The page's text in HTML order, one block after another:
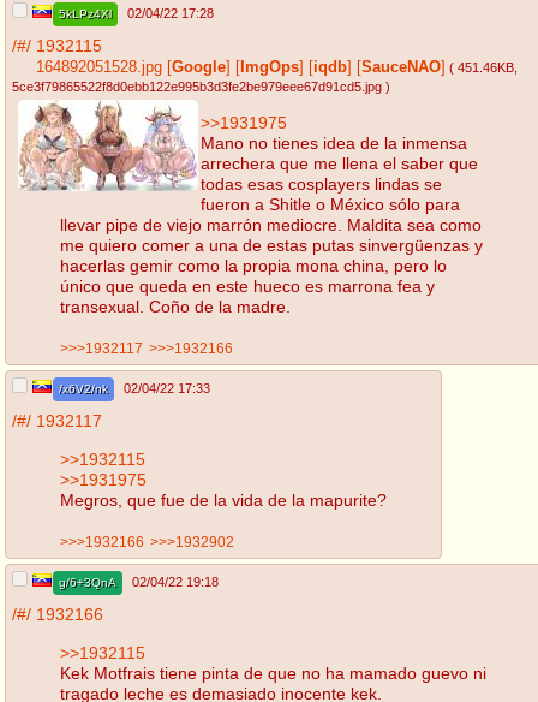
5kLPz4Xl 02/04/22 17:28
/#/ 1932115
164892051528.jpg Google ImgOps iqdb SauceNAO ( 451.46KB
5ce3f79865522f8d0ebb122e995b3d3fe2be979eee67d91cd5.jpg )
>>1931975
Mano no tienes idea de la inmensa
arrechera que me llena el saber que
todas esas cosplayers lindas se
fueron a Shitle o México sólo para
llevar pipe de viejo marrón mediocre. Maldita sea como
me quiero comer a una de estas putas sinvergüenzas y
hacerlas gemir como la propia mona china, pero lo
único que queda en este hueco es marrona fea y
transexual. Coño de la madre.
>>>1932117 >>>1932166
/x6V2/nk 02/04/22 17:33
/#/ 1932117
>>1932115
>>1931975
Megros, que fue de la vida de la mapurite?
>>>1932166 >>>1932902
g/6+3QnA 02/04/22 19:18
/#/ 1932166
>>1932115
Kek Motfrais tiene pinta de que no ha mamado guevo ni
tragado leche es demasiado inocente kek.